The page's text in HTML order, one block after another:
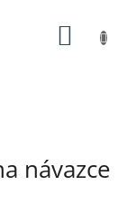
návazce